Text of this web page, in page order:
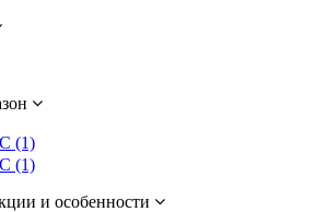
(1)
(1)
и особенности